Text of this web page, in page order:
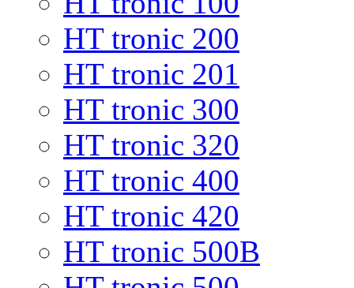
HT tronic 200
HT tronic 201
HT tronic 300
HT tronic 320
HT tronic 400
HT tronic 420
HT tronic 500B